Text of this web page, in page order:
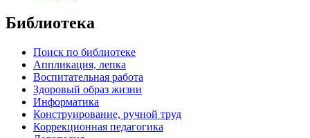
Библиотека
Поиск по библиотеке
Аппликация, лепка
Воспитательная работа
Здоровый образ жизни
Информатика
Конструирование, ручной труд
Коррекционная педагогика